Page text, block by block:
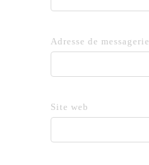
Adresse de messagerie
Site web